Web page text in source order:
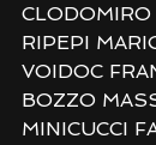
RIPEPI
VOIDOC
BOZZO
MINICUCCI